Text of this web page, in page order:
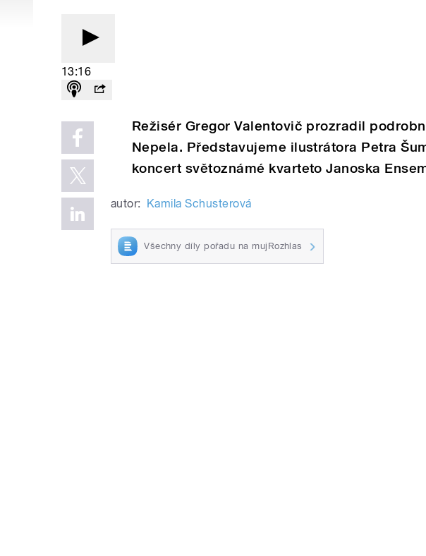
13:16
Režisér Gregor Valentovič prozradil
Nepela. Představujeme ilustrátora Petra
koncert světoznámé kvarteto Janoska
autor: Kamila Schusterová
Všechny díly pořadu na mujRozhlas